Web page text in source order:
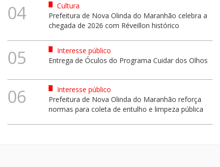
04
Cultura
Prefeitura de Nova Olinda do Maranhão celebra a
chegada de 2026 com Réveillon histórico
05
Interesse público
Entrega de Óculos do Programa Cuidar dos Olhos
06
Interesse público
Prefeitura de Nova Olinda do Maranhão reforça
normas para coleta de entulho e limpeza pública